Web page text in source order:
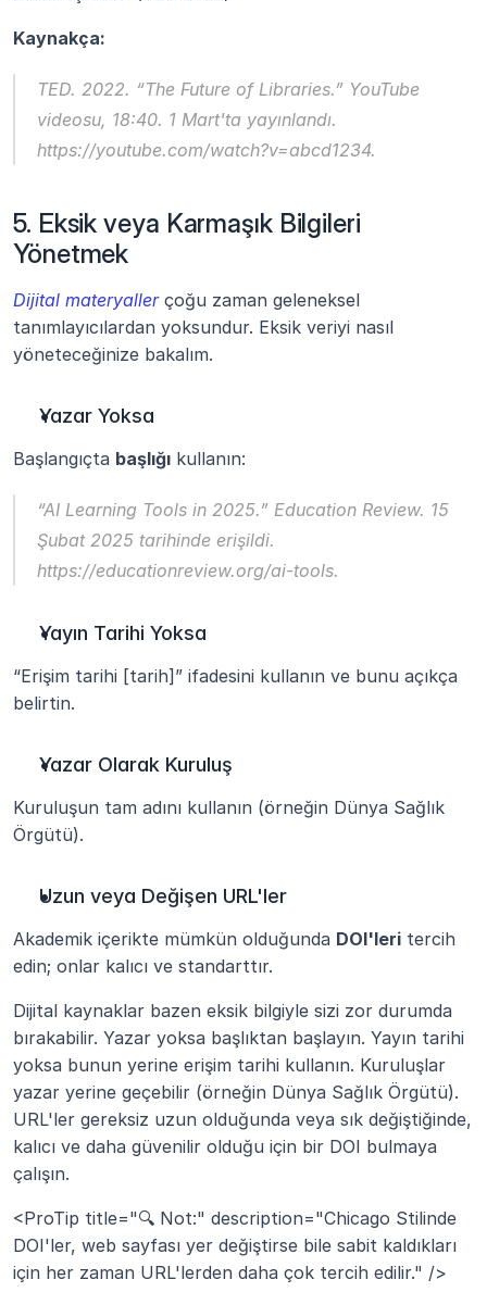
Kaynakça:
TED. 2022. “The Future of Libraries.” YouTube
videosu, 18:40. 1 Mart'ta yayınlandı.
https://youtube.com/watch?v=abcd1234.
5. Eksik veya Karmaşık Bilgileri
Yönetmek
Dijital materyaller çoğu zaman geleneksel
tanımlayıcılardan yoksundur. Eksik veriyi nasıl
yöneteceğinize bakalım.
Yazar Yoksa
Başlangıçta başlığı kullanın:
“AI Learning Tools in 2025.” Education Review. 15
Şubat 2025 tarihinde erişildi.
https://educationreview.org/ai-tools.
Yayın Tarihi Yoksa
“Erişim tarihi [tarih]” ifadesini kullanın ve bunu açıkça
belirtin.
Yazar Olarak Kuruluş
Kuruluşun tam adını kullanın (örneğin Dünya Sağlık
Örgütü).
Uzun veya Değişen URL'ler
Akademik içerikte mümkün olduğunda DOI'leri tercih
edin; onlar kalıcı ve standarttır.
Dijital kaynaklar bazen eksik bilgiyle sizi zor durumda
bırakabilir. Yazar yoksa başlıktan başlayın. Yayın tarihi
yoksa bunun yerine erişim tarihi kullanın. Kuruluşlar
yazar yerine geçebilir (örneğin Dünya Sağlık Örgütü).
URL'ler gereksiz uzun olduğunda veya sık değiştiğinde,
kalıcı ve daha güvenilir olduğu için bir DOI bulmaya
çalışın.
<ProTip title="🔍 Not:" description="Chicago Stilinde
DOI'ler, web sayfası yer değiştirse bile sabit kaldıkları
için her zaman URL'lerden daha çok tercih edilir." />